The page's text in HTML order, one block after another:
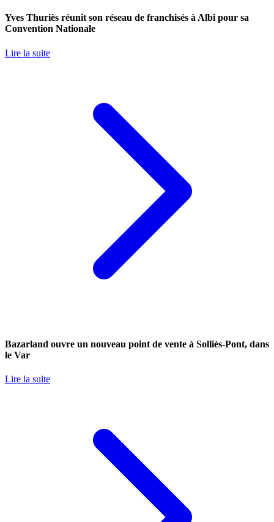
Yves Thuriès réunit son réseau de franchisés à Albi pour sa
Convention Nationale
Lire la suite
Bazarland ouvre un nouveau point de vente à Solliès-Pont, dans
le Var
Lire la suite